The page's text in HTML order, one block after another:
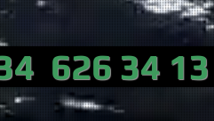
626 34